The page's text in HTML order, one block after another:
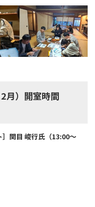
月）開室時間
］関目 峻行氏（13:00～